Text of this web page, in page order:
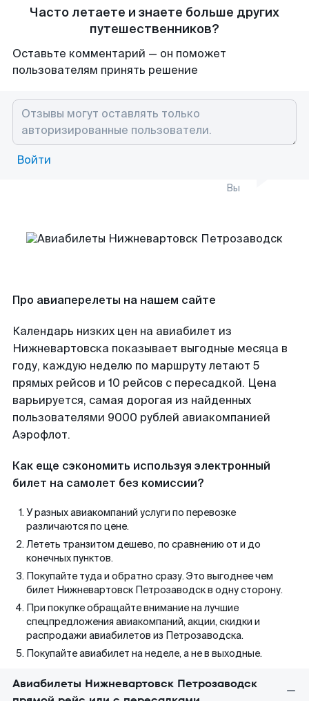
Часто летаете и знаете больше других
путешественников?
Оставьте комментарий — он поможет
пользователям принять решение
Войти
Вы
Про авиаперелеты на нашем сайте
Календарь низких цен на авиабилет из
Нижневартовска показывает выгодные месяца в
году, каждую неделю по маршруту летают 5
прямых рейсов и 10 рейсов с пересадкой. Цена
варьируется, самая дорогая из найденных
пользователями 9000 рублей авиакомпанией
Аэрофлот.
Как еще сэкономить используя электронный
билет на самолет без комиссии?
У разных авиакомпаний услуги по перевозке
различаются по цене.
Лететь транзитом дешево, по сравнению от и до
конечных пунктов.
Покупайте туда и обратно сразу. Это выгоднее чем
билет Нижневартовск Петрозаводск в одну сторону.
При покупке обращайте внимание на лучшие
спецпредложения авиакомпаний, акции, скидки и
распродажи авиабилетов из Петрозаводска.
Покупайте авиабилет на неделе, а не в выходные.
Авиабилеты Нижневартовск Петрозаводск